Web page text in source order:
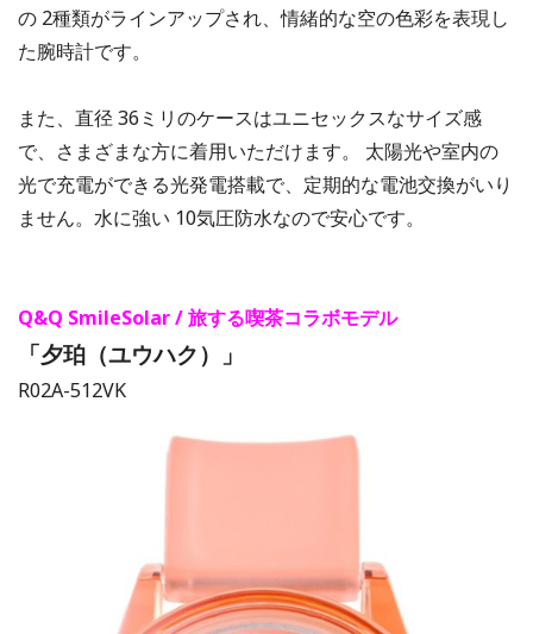
の 2種類がラインアップされ、情緒的な空の⾊彩を表現し
た腕時計です。
また、直径 36ミリのケースはユニセックスなサイズ感
で、さまざまな⽅に着⽤いただけます。 太陽光や室内の
光で充電ができる光発電搭載で、定期的な電池交換がいり
ません。⽔に強い 10気圧防⽔なので安⼼です。
Q&Q SmileSolar / 旅する喫茶コラボモデル
「⼣珀（ユウハク）」
R02A-512VK